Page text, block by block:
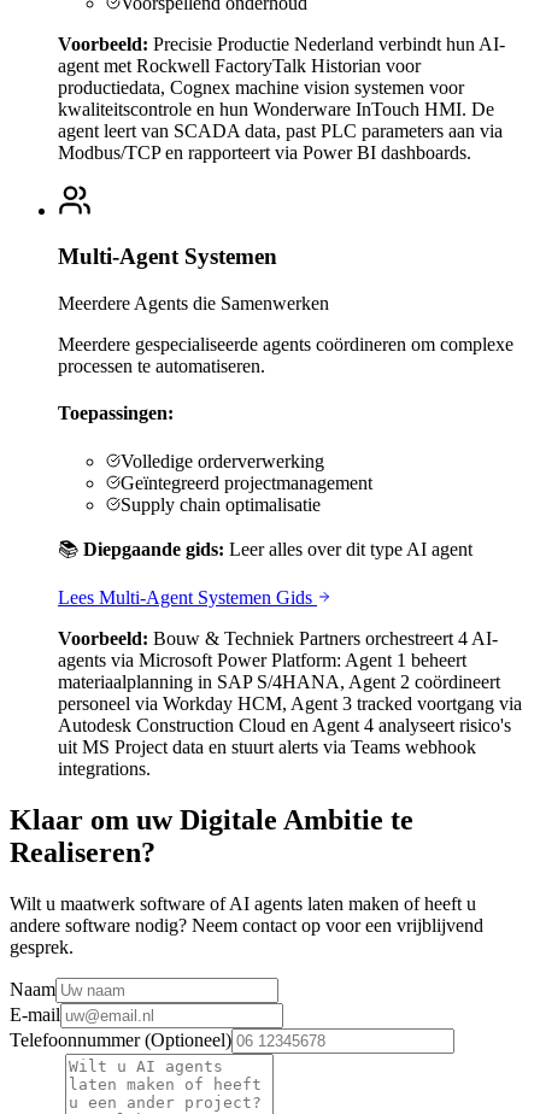
Voorbeeld: Precisie Productie Nederland verbindt hun AI-
agent met Rockwell FactoryTalk Historian voor
productiedata, Cognex machine vision systemen voor
kwaliteitscontrole en hun Wonderware InTouch HMI. De
agent leert van SCADA data, past PLC parameters aan via
Modbus/TCP en rapporteert via Power BI dashboards.
Multi-Agent Systemen
Meerdere Agents die Samenwerken
Meerdere gespecialiseerde agents coördineren om complexe
processen te automatiseren.
Toepassingen:
Volledige orderverwerking
Geïntegreerd projectmanagement
Supply chain optimalisatie
📚 Diepgaande gids: Leer alles over dit type AI agent
Lees Multi-Agent Systemen Gids
Voorbeeld: Bouw & Techniek Partners orchestreert 4 AI-
agents via Microsoft Power Platform: Agent 1 beheert
materiaalplanning in SAP S/4HANA, Agent 2 coördineert
personeel via Workday HCM, Agent 3 tracked voortgang via
Autodesk Construction Cloud en Agent 4 analyseert risico's
uit MS Project data en stuurt alerts via Teams webhook
integrations.
Klaar om uw Digitale Ambitie te
Realiseren?
Wilt u maatwerk software of AI agents laten maken of heeft u
andere software nodig? Neem contact op voor een vrijblijvend
gesprek.
Naam
E-mail
Telefoonnummer (Optioneel)